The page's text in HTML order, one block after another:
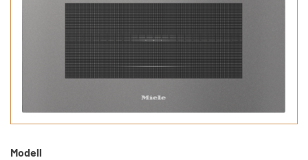
Modell